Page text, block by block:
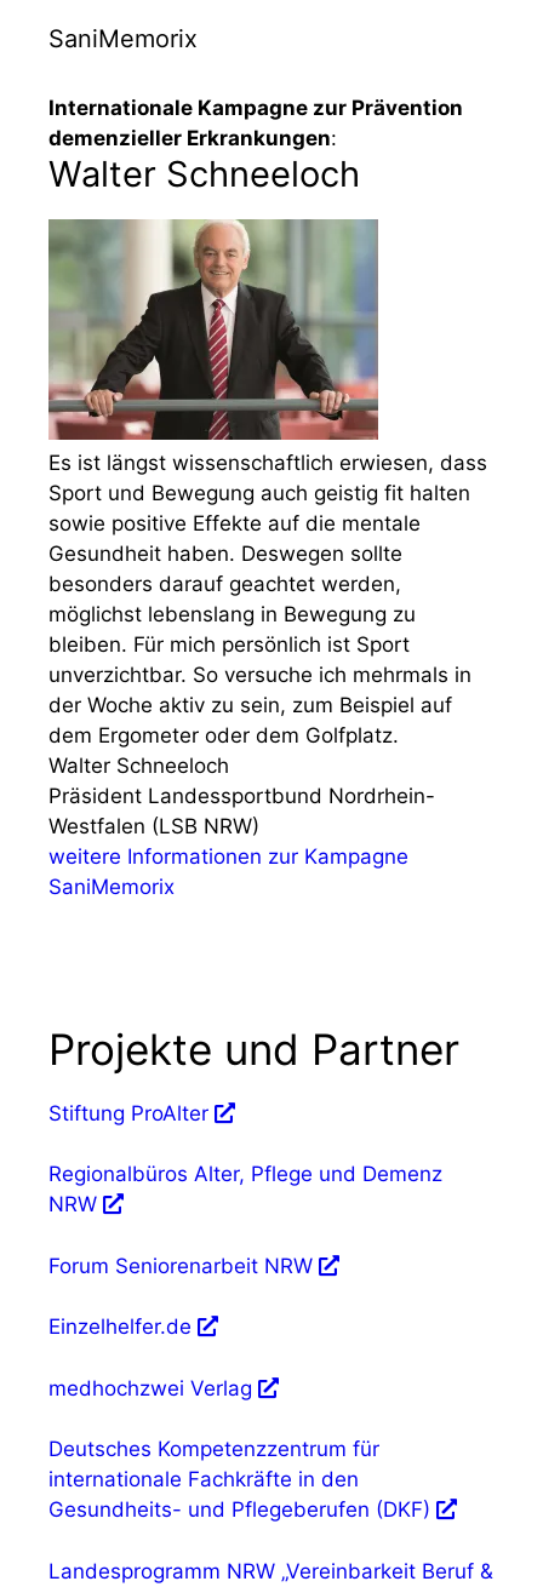
SaniMemorix
Internationale Kampagne zur Prävention
demenzieller Erkrankungen:
Walter Schneeloch
Es ist längst wissenschaftlich erwiesen, dass
Sport und Bewegung auch geistig fit halten
sowie positive Effekte auf die mentale
Gesundheit haben. Deswegen sollte
besonders darauf geachtet werden,
möglichst lebenslang in Bewegung zu
bleiben. Für mich persönlich ist Sport
unverzichtbar. So versuche ich mehrmals in
der Woche aktiv zu sein, zum Beispiel auf
dem Ergometer oder dem Golfplatz.
Walter Schneeloch
Präsident Landessportbund Nordrhein-
Westfalen (LSB NRW)
weitere Informationen zur Kampagne
SaniMemorix
Projekte und Partner
Stiftung ProAlter
Regionalbüros Alter, Pflege und Demenz
NRW
Forum Seniorenarbeit NRW
Einzelhelfer.de
medhochzwei Verlag
Deutsches Kompetenzzentrum für
internationale Fachkräfte in den
Gesundheits- und Pflegeberufen (DKF)
Landesprogramm NRW „Vereinbarkeit Beruf &